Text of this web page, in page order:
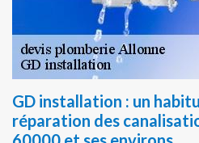
GD installation : un
réparation des